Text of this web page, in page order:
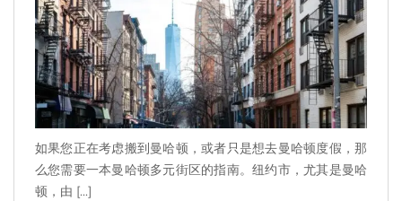
如果您正在考虑搬到曼哈顿，或者只是想去曼哈顿度假，那
么您需要一本曼哈顿多元街区的指南。纽约市，尤其是曼哈
顿，由 [...]